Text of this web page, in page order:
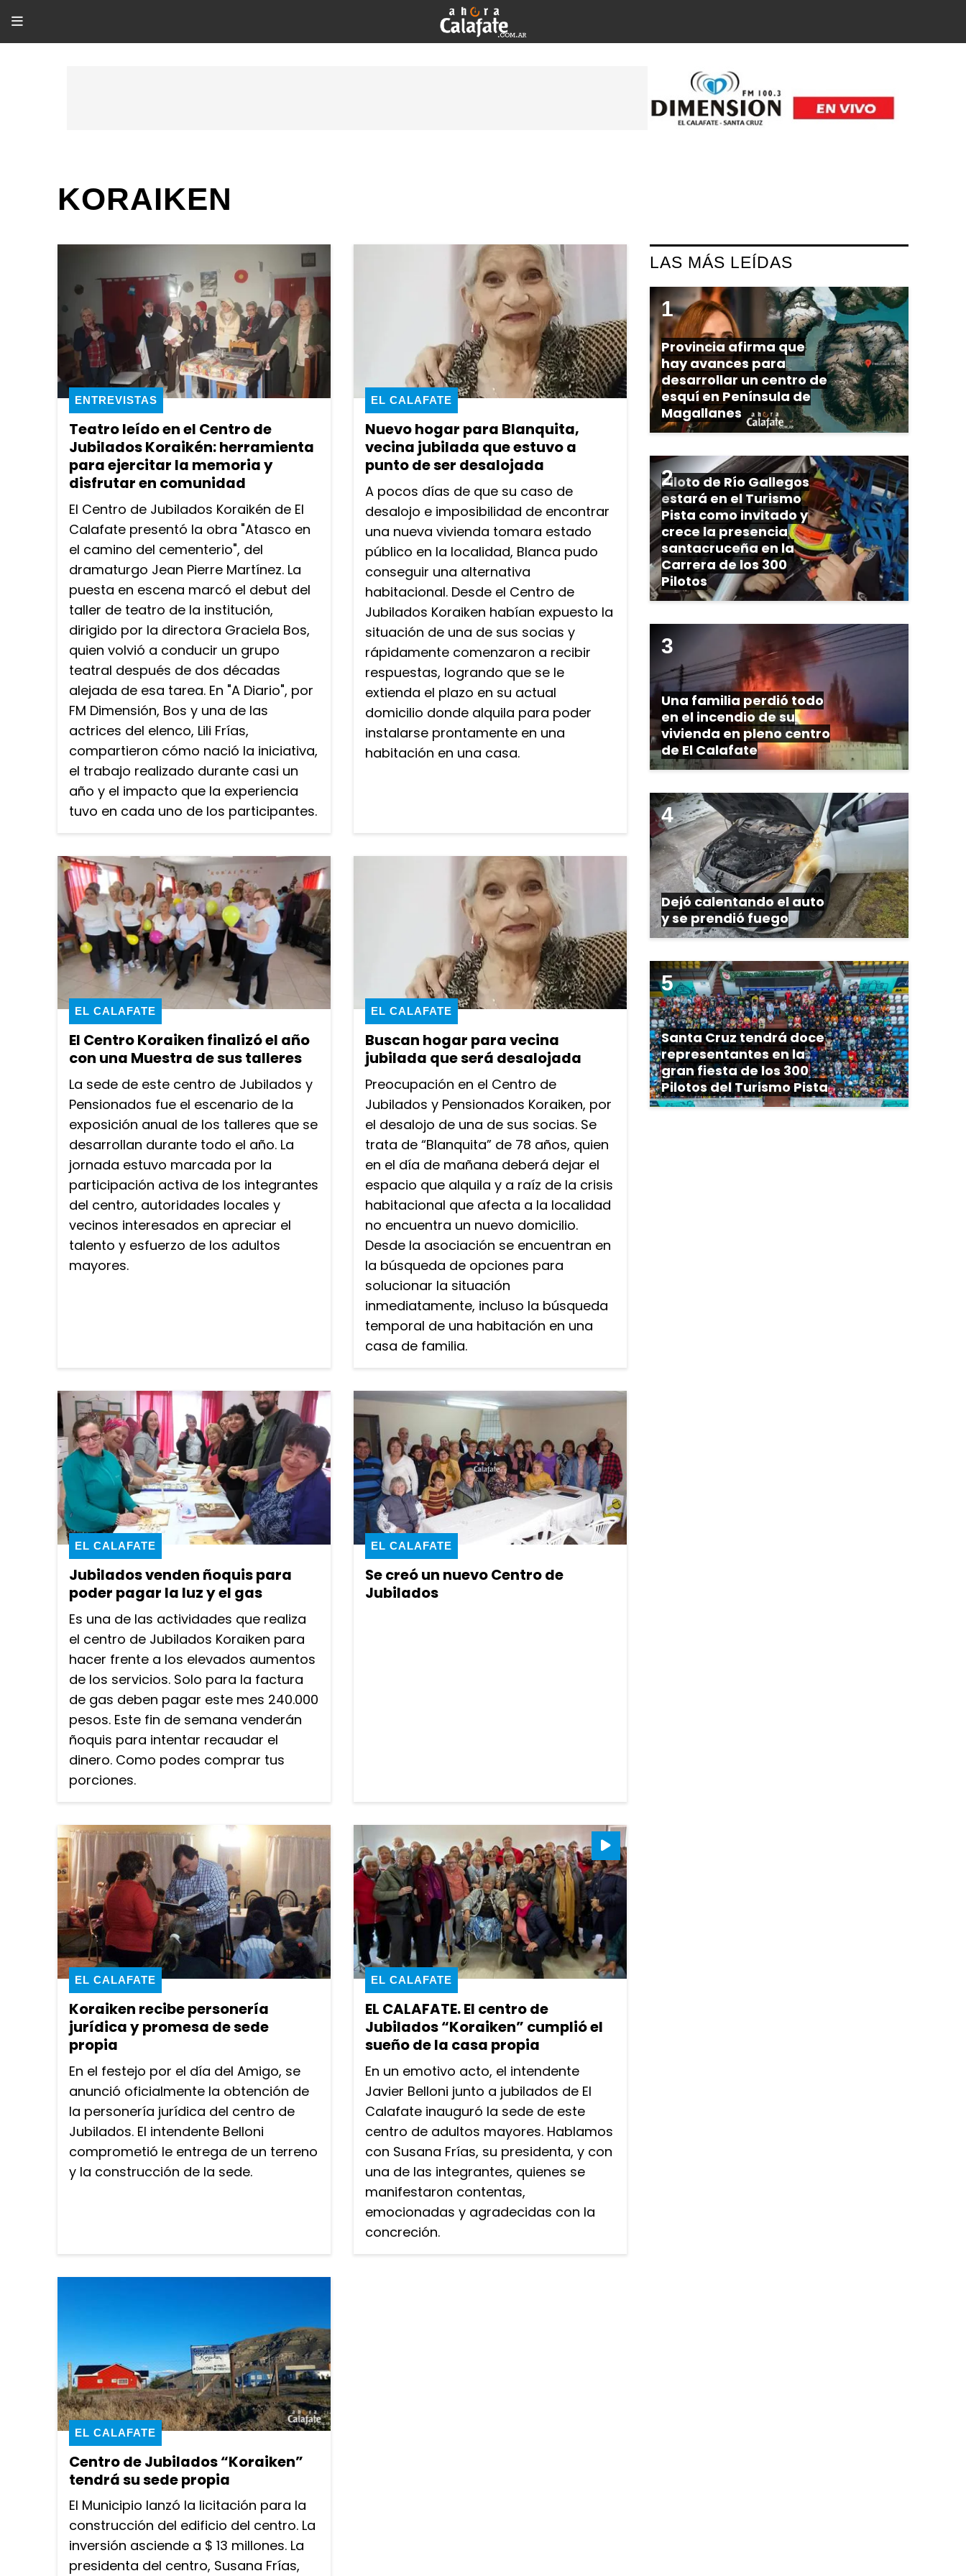
KORAIKEN
Teatro leído en el Centro de
Jubilados Koraikén: herramienta
para ejercitar la memoria y
disfrutar en comunidad
ENTREVISTAS
El Centro de Jubilados Koraikén de El
Calafate presentó la obra "Atasco en
el camino del cementerio", del
dramaturgo Jean Pierre Martínez. La
puesta en escena marcó el debut del
taller de teatro de la institución,
dirigido por la directora Graciela Bos,
quien volvió a conducir un grupo
teatral después de dos décadas
alejada de esa tarea. En "A Diario", por
FM Dimensión, Bos y una de las
actrices del elenco, Lili Frías,
compartieron cómo nació la iniciativa,
el trabajo realizado durante casi un
año y el impacto que la experiencia
tuvo en cada uno de los participantes.
Nuevo hogar para Blanquita,
vecina jubilada que estuvo a
punto de ser desalojada
EL CALAFATE
A pocos días de que su caso de
desalojo e imposibilidad de encontrar
una nueva vivienda tomara estado
público en la localidad, Blanca pudo
conseguir una alternativa
habitacional. Desde el Centro de
Jubilados Koraiken habían expuesto la
situación de una de sus socias y
rápidamente comenzaron a recibir
respuestas, logrando que se le
extienda el plazo en su actual
domicilio donde alquila para poder
instalarse prontamente en una
habitación en una casa.
El Centro Koraiken finalizó el año
con una Muestra de sus talleres
EL CALAFATE
La sede de este centro de Jubilados y
Pensionados fue el escenario de la
exposición anual de los talleres que se
desarrollan durante todo el año. La
jornada estuvo marcada por la
participación activa de los integrantes
del centro, autoridades locales y
vecinos interesados en apreciar el
talento y esfuerzo de los adultos
mayores.
Buscan hogar para vecina
jubilada que será desalojada
EL CALAFATE
Preocupación en el Centro de
Jubilados y Pensionados Koraiken, por
el desalojo de una de sus socias. Se
trata de “Blanquita” de 78 años, quien
en el día de mañana deberá dejar el
espacio que alquila y a raíz de la crisis
habitacional que afecta a la localidad
no encuentra un nuevo domicilio.
Desde la asociación se encuentran en
la búsqueda de opciones para
solucionar la situación
inmediatamente, incluso la búsqueda
temporal de una habitación en una
casa de familia.
Jubilados venden ñoquis para
poder pagar la luz y el gas
EL CALAFATE
Es una de las actividades que realiza
el centro de Jubilados Koraiken para
hacer frente a los elevados aumentos
de los servicios. Solo para la factura
de gas deben pagar este mes 240.000
pesos. Este fin de semana venderán
ñoquis para intentar recaudar el
dinero. Como podes comprar tus
porciones.
Se creó un nuevo Centro de
Jubilados
EL CALAFATE
Koraiken recibe personería
jurídica y promesa de sede
propia
EL CALAFATE
En el festejo por el día del Amigo, se
anunció oficialmente la obtención de
la personería jurídica del centro de
Jubilados. El intendente Belloni
comprometió le entrega de un terreno
y la construcción de la sede.
EL CALAFATE. El centro de
Jubilados “Koraiken” cumplió el
sueño de la casa propia
EL CALAFATE
En un emotivo acto, el intendente
Javier Belloni junto a jubilados de El
Calafate inauguró la sede de este
centro de adultos mayores. Hablamos
con Susana Frías, su presidenta, y con
una de las integrantes, quienes se
manifestaron contentas,
emocionadas y agradecidas con la
concreción.
Centro de Jubilados “Koraiken”
tendrá su sede propia
EL CALAFATE
El Municipio lanzó la licitación para la
construcción del edificio del centro. La
inversión asciende a $ 13 millones. La
presidenta del centro, Susana Frías,
LAS MÁS LEÍDAS
Provincia afirma que
hay avances para
desarrollar un centro de
esquí en Península de
Magallanes
Piloto de Río Gallegos
estará en el Turismo
Pista como invitado y
crece la presencia
santacruceña en la
Carrera de los 300
Pilotos
Una familia perdió todo
en el incendio de su
vivienda en pleno centro
de El Calafate
Dejó calentando el auto
y se prendió fuego
Santa Cruz tendrá doce
representantes en la
gran fiesta de los 300
Pilotos del Turismo Pista